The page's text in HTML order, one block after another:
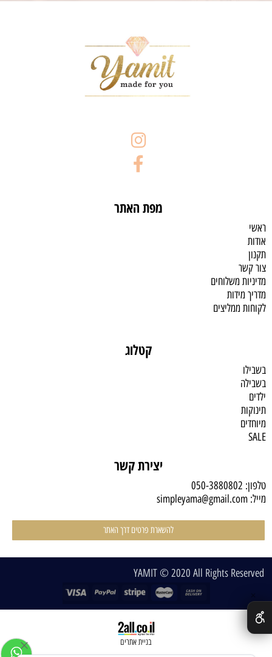
מפת האתר
ראשי
אודות
תקנון
צור קשר
מדיניות משלוחים
מדריך מידות
לקוחות ממליצים
קטלוג
בשבילו
בשבילה
ילדים
תינוקות
מיוחדים
SALE
יצירת קשר
טלפון: 050-3880802
מייל: simpleyama@gmail.com
להשארת פרטים דרך האתר
YAMIT © 2020 All Rights Reserved
בניית אתרים